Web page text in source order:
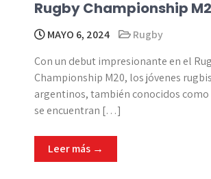
Rugby Championship
MAYO 6, 2024
Rugby
Con un debut impresionante en el
Championship M20, los jóvenes
argentinos, también conocidos como
se encuentran […]
Leer más →